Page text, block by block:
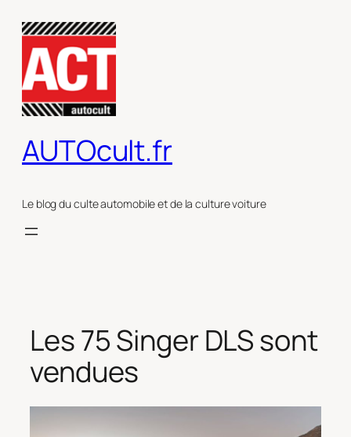
contenu
AUTOcult.fr
Le blog du culte automobile et de la culture voiture
Les 75 Singer DLS sont
vendues